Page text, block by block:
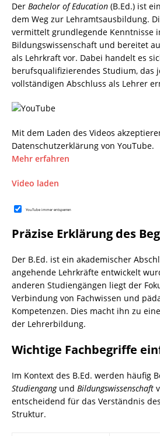
Der Bachelor of Education (B.Ed.) ist
dem Weg zur Lehramtsausbildung.
vermittelt grundlegende Kenntnisse
Bildungswissenschaft und bereitet
als Lehrkraft vor. Dabei handelt es
berufsqualifizierendes Studium, das
vollständigen Abschluss als Lehrer
Mit dem Laden des Videos
Datenschutzerklärung von YouTube.
Mehr erfahren
Video laden
YouTube immer entsperren
Präzise Erklärung des
Der B.Ed. ist ein akademischer
angehende Lehrkräfte entwickelt
anderen Studiengängen liegt der
Verbindung von Fachwissen und
Kompetenzen. Dies macht ihn zu
der Lehrerbildung.
Wichtige Fachbegriffe
Im Kontext des B.Ed. werden häufig
Studiengangund Bildungswissenschaft
entscheidend für das Verständnis
Struktur.